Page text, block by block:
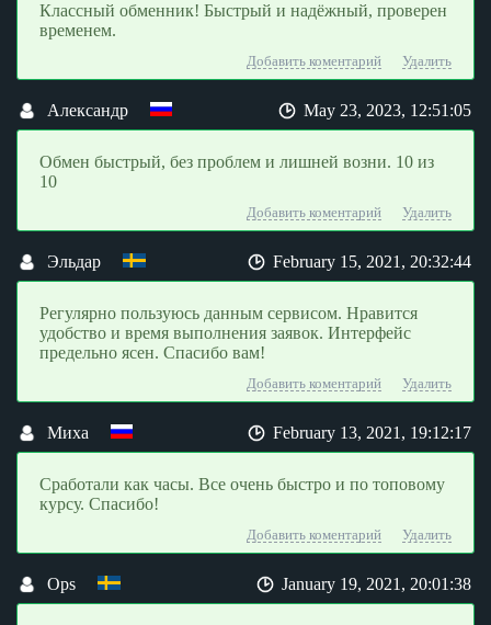
Классный обменник! Быстрый и надёжный, проверен
временем.
Добавить коментарий Удалить
Александр May 23, 2023, 12:51:05
Обмен быстрый, без проблем и лишней возни. 10 из
10
Добавить коментарий Удалить
Эльдар February 15, 2021, 20:32:44
Регулярно пользуюсь данным сервисом. Нравится
удобство и время выполнения заявок. Интерфейс
предельно ясен. Спасибо вам!
Добавить коментарий Удалить
Миха February 13, 2021, 19:12:17
Сработали как часы. Все очень быстро и по топовому
курсу. Спасибо!
Добавить коментарий Удалить
Ops January 19, 2021, 20:01:38